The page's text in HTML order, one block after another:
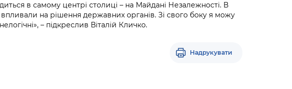
в самому центрі столиці – на Майдані Незалежності. В
впливали на рішення державних органів. Зі свого боку я можу
– підкреслив Віталій Кличко.
Надрукувати